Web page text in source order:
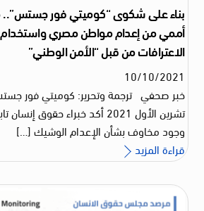
بناء على شكوى “كوميتي فور
أممي من إعدام مواطن مصري واستخدام
الاعترافات من قبل “الأمن الوطني”
10/10/2021
تشرين الأول 2021 أكد خبراء
وجود مخاوف بشأن الإعدام الوشيك […]
قراءة المزيد